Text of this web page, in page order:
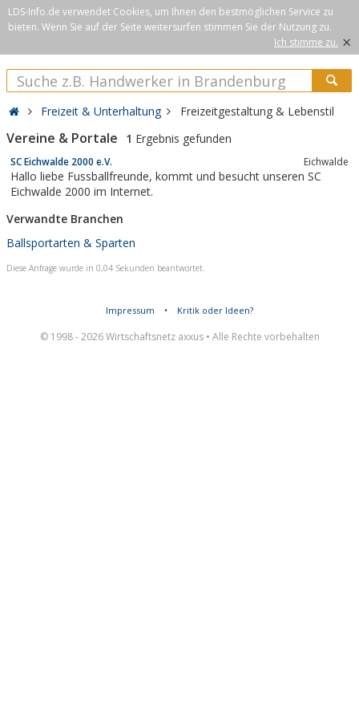
LDS-Info.de verwendet Cookies, um Ihnen den bestmöglichen Service zu
bieten. Wenn Sie auf der Seite weitersurfen stimmen Sie der Nutzung zu.
Ich stimme zu. ×
Freizeit & Unterhaltung Freizeitgestaltung & Lebenstil
Vereine & Portale 1 Ergebnis gefunden
SC Eichwalde 2000 e.V. Eichwalde
Hallo liebe Fussballfreunde, kommt und besucht unseren SC
Eichwalde 2000 im Internet.
Verwandte Branchen
Ballsportarten & Sparten
Diese Anfrage wurde in 0,04 Sekunden beantwortet.
Impressum • Kritik oder Ideen?
© 1998 - 2026 Wirtschaftsnetz axxus • Alle Rechte vorbehalten